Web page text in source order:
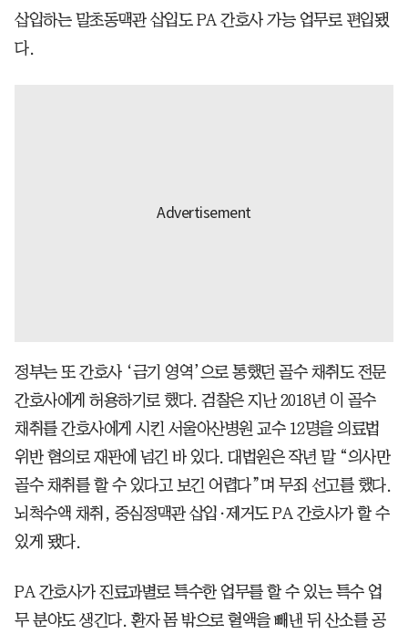
삽입하는 말초동맥관 삽입도 PA 간호사 가능 업무로 편입됐
다.
정부는 또 간호사 ‘금기 영역’으로 통했던 골수 채취도 전문
간호사에게 허용하기로 했다. 검찰은 지난 2018년 이 골수
채취를 간호사에게 시킨 서울아산병원 교수 12명을 의료법
위반 혐의로 재판에 넘긴 바 있다. 대법원은 작년 말 “의사만
골수 채취를 할 수 있다고 보긴 어렵다”며 무죄 선고를 했다.
뇌척수액 채취, 중심정맥관 삽입·제거도 PA 간호사가 할 수
있게 됐다.
PA 간호사가 진료과별로 특수한 업무를 할 수 있는 특수 업
무 분야도 생긴다. 환자 몸 밖으로 혈액을 빼낸 뒤 산소를 공